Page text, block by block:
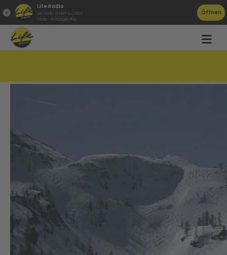
Life Radio
Life Radio GmbH & Co.KG
Gratis - in Google Play
Öffnen